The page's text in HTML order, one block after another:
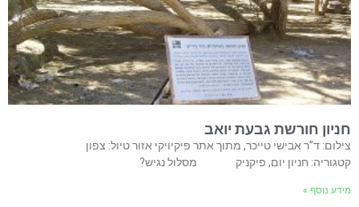
חניון חורשת גבעת יואב
צילום: ד”ר אבישי טייכר, מתוך אתר פיקיויקי אזור טיול: צפון
קטגוריה: חניון יום, פיקניק מסלול נגיש?
מידע נוסף »